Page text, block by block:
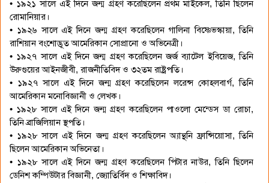
• ১৯২১ সালে এই দিনে জন্ম গ্রহণ করেছিলেন প্রথম মাইকেল, তিনি ছিলেন
রোমানিয়ার।
• ১৯২৬ সালে এই দিনে জন্ম গ্রহণ করেছিলেন গালিনা বিষ্ণেভস্কায়া, তিনি
রাশিয়ান বংশোদ্ভূত আমেরিকান সোপ্রানো ও অভিনেত্রী।
• ১৯২৭ সালে এই দিনে জন্ম গ্রহণ করেছিলেন জর্জ ব্যাটেল ইবিয়েজ, তিনি
উরুগুয়ের আইনজীবী, রাজনীতিবিদ ও ৩২তম রাষ্ট্রপতি।
• ১৯২৭ সালে এই দিনে জন্ম গ্রহণ করেছিলেন লরেন্স কোহলবার্গ, তিনি
আমেরিকান মনোবিজ্ঞানী ও লেখক।
• ১৯২৮ সালে এই দিনে জন্ম গ্রহণ করেছিলেন পাওলো মেন্ডেস ডা রোচা,
তিনি ব্রাজিলিয়ান স্থপতি।
• ১৯২৮ সালে এই দিনে জন্ম গ্রহণ করেছিলেন অ্যান্থনি ফ্রান্সিয়োসা, তিনি
ছিলেন আমেরিকান অভিনেতা।
• ১৯২৮ সালে এই দিনে জন্ম গ্রহণ করেছিলেন পিটার নাউর, তিনি ছিলেন
ডেনিশ কম্পিউটার বিজ্ঞানী, জ্যোতির্বিদ ও শিক্ষাবিদ।